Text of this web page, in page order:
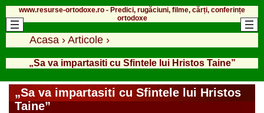
www.resurse-ortodoxe.ro - Predici, rugăciuni, filme, cărți, conferințe
ortodoxe
Acasa › Articole ›
„Sa va impartasiti cu Sfintele lui Hristos Taine”
„Sa va impartasiti cu Sfintele lui Hristos
Taine”